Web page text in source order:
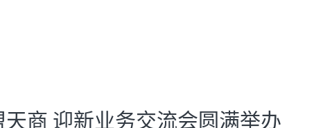
商 迎新业务交流会圆满举办